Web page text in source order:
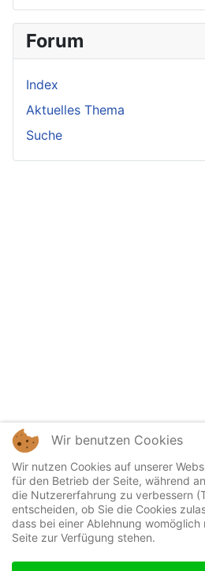
Forum
Index
Aktuelles Thema
Suche
Wir benutzen Cookies
Wir nutzen Cookies auf unserer
für den Betrieb der Seite, während
die Nutzererfahrung zu verbessern
entscheiden, ob Sie die Cookies
dass bei einer Ablehnung
Seite zur Verfügung stehen.